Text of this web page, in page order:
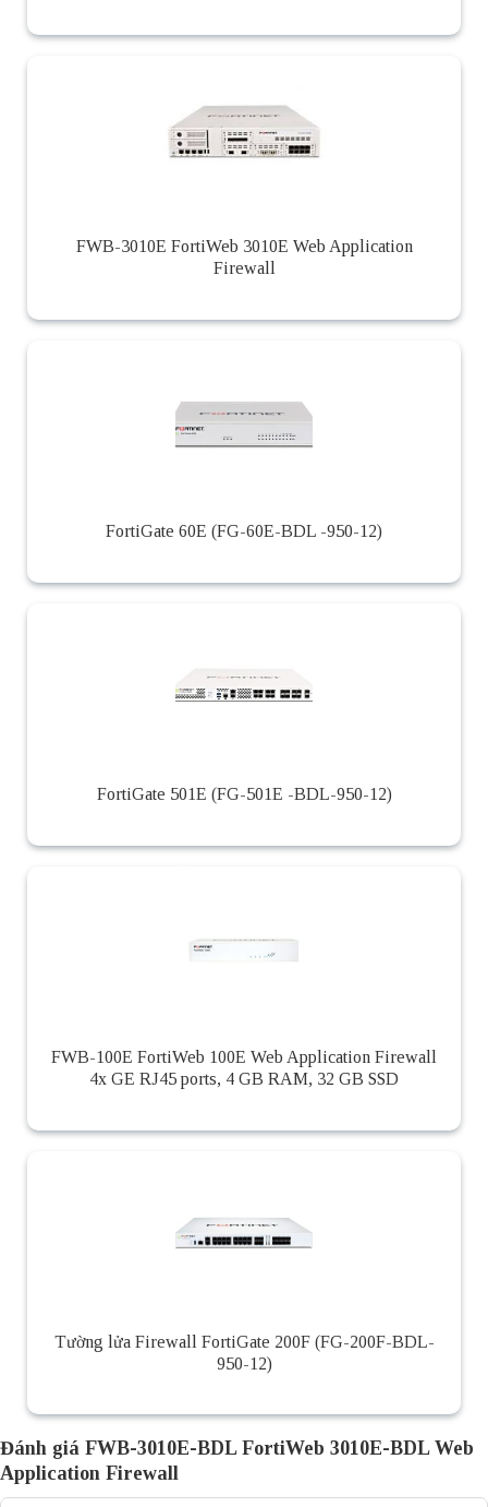
FWB-3010E FortiWeb 3010E Web Application
Firewall
FortiGate 60E (FG-60E-BDL -950-12)
FortiGate 501E (FG-501E -BDL-950-12)
FWB-100E FortiWeb 100E Web Application Firewall
4x GE RJ45 ports, 4 GB RAM, 32 GB SSD
Tường lửa Firewall FortiGate 200F (FG-200F-BDL-
950-12)
Đánh giá FWB-3010E-BDL FortiWeb 3010E-BDL Web
Application Firewall